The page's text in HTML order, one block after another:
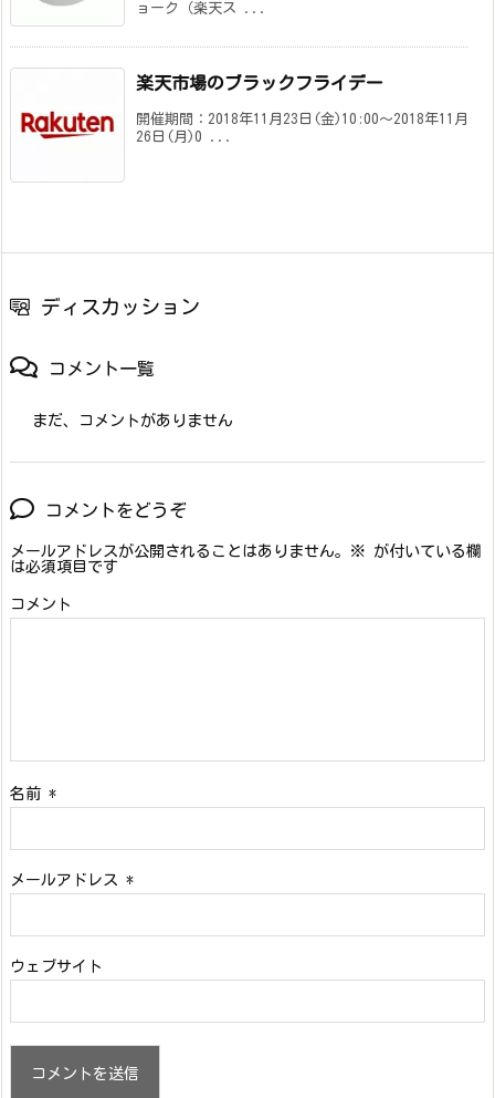
ョーク（楽天ス ...
楽天市場のブラックフライデー
開催期間：2018年11月23日(金)10:00～2018年11月
26日(月)0 ...
ディスカッション
コメント一覧
まだ、コメントがありません
コメントをどうぞ
メールアドレスが公開されることはありません。 ※ が付いている欄
は必須項目です
コメント
名前 *
メールアドレス *
ウェブサイト